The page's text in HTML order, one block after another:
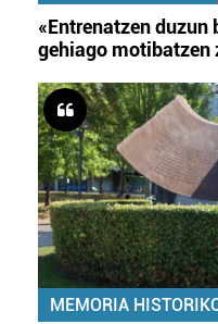
«Entrenatzen
gehiago motibatzen
MEMORIA